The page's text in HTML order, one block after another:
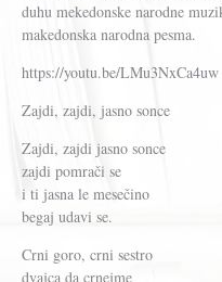
duhu mekedonske narodne
makedonska narodna pesma.
https://youtu.be/LMu3NxCa4uw
Zajdi, zajdi, jasno sonce
Zajdi, zajdi jasno sonce
zajdi pomrači se
i ti jasna le mesečino
begaj udavi se.
Crni goro, crni sestro
dvajca da crnejme